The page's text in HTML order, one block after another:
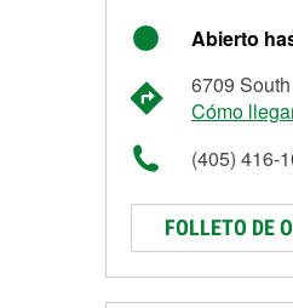
Abierto
6709
Cómo
(405) 416-
FOLLETO DE